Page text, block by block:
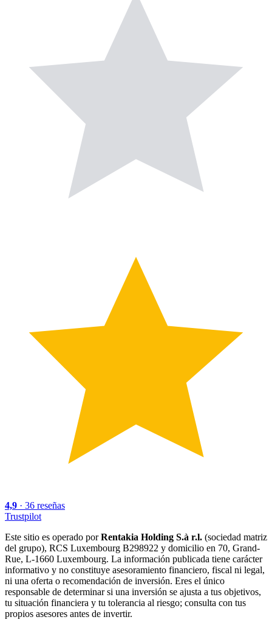
4,9 · 36 reseñas
Trustpilot
Este sitio es operado porRentakia Holding S.à r.l. (sociedad matriz
del grupo), RCS Luxembourg B298922 y domicilio en 70, Grand-
Rue, L-1660 Luxembourg. La información publicada tiene carácter
informativo y no constituye asesoramiento financiero, fiscal ni legal,
ni una oferta o recomendación de inversión. Eres el único
responsable de determinar si una inversión se ajusta a tus objetivos,
tu situación financiera y tu tolerancia al riesgo; consulta con tus
propios asesores antes de invertir.